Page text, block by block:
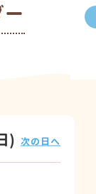
) 次の日へ